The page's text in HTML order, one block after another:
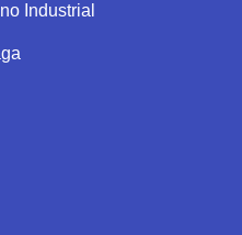
Industrial